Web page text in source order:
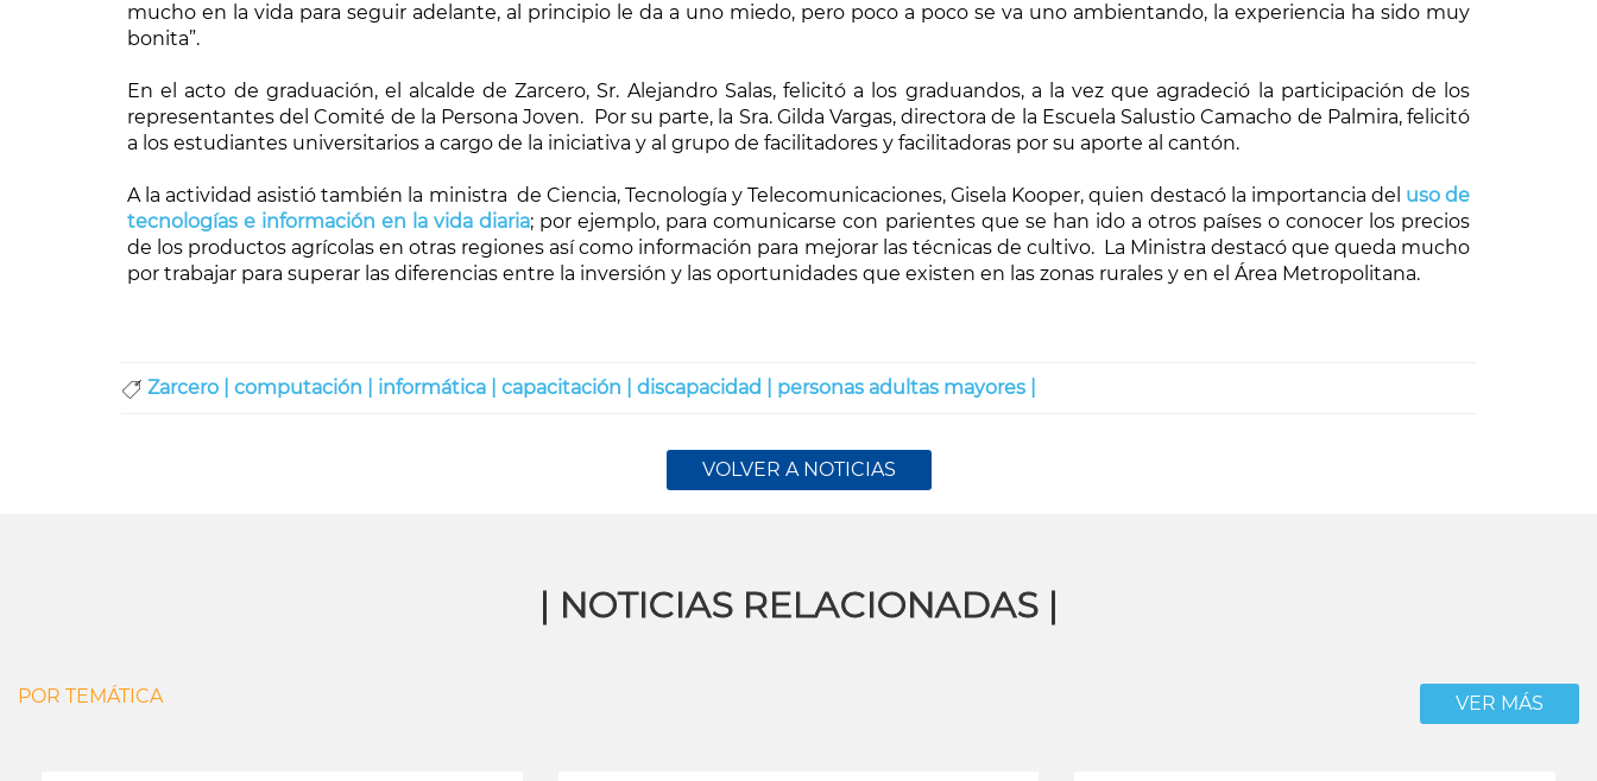
mucho en la vida para seguir adelante, al principio le da a uno miedo, pero poco a poco se va uno ambientando, la experiencia ha sido muy
bonita”.
En el acto de graduación, el alcalde de Zarcero, Sr. Alejandro Salas, felicitó a los graduandos, a la vez que agradeció la participación de los
representantes del Comité de la Persona Joven. Por su parte, la Sra. Gilda Vargas, directora de la Escuela Salustio Camacho de Palmira, felicitó
a los estudiantes universitarios a cargo de la iniciativa y al grupo de facilitadores y facilitadoras por su aporte al cantón.
A la actividad asistió también la ministra de Ciencia, Tecnología y Telecomunicaciones, Gisela Kooper, quien destacó la importancia del uso de
tecnologías e información en la vida diaria; por ejemplo, para comunicarse con parientes que se han ido a otros países o conocer los precios
de los productos agrícolas en otras regiones así como información para mejorar las técnicas de cultivo. La Ministra destacó que queda mucho
por trabajar para superar las diferencias entre la inversión y las oportunidades que existen en las zonas rurales y en el Área Metropolitana.
Zarcero | computación | informática | capacitación | discapacidad | personas adultas mayores |
VOLVER A NOTICIAS
| NOTICIAS RELACIONADAS |
POR TEMÁTICA VER MÁS